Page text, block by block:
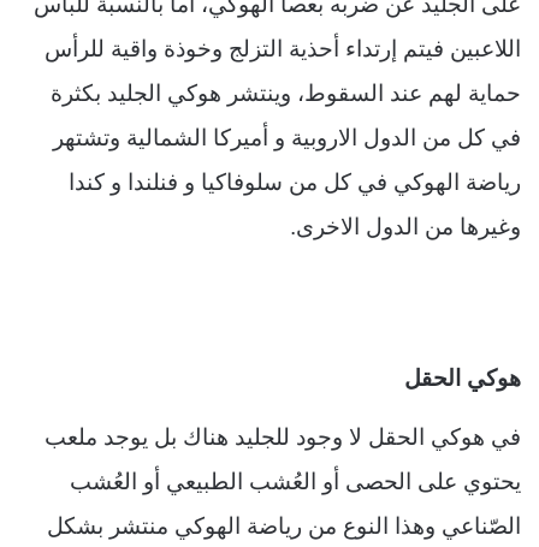
اللاعبين فيتم إرتداء أحذية التزلج وخوذة واقية للرأس
حماية لهم عند السقوط، وينتشر هوكي الجليد بكثرة
في كل من الدول الاروبية و أميركا الشمالية وتشتهر
رياضة الهوكي في كل من سلوفاكيا و فنلندا و كندا
وغيرها من الدول الاخرى.
هوكي الحقل
في هوكي الحقل لا وجود للجليد هناك بل يوجد ملعب
يحتوي على الحصى أو العُشب الطبيعي أو العُشب
الصّناعي وهذا النوع من رياضة الهوكي منتشر بشكل